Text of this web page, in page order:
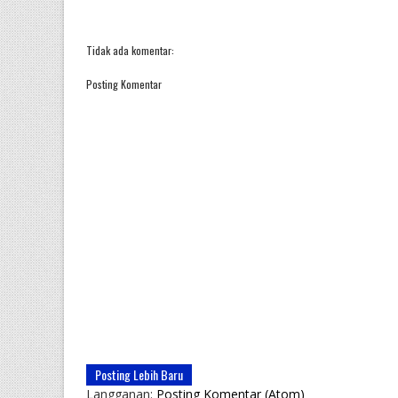
Tidak ada komentar:
Posting Komentar
Posting Lebih Baru
Langganan: Posting Komentar (Atom)